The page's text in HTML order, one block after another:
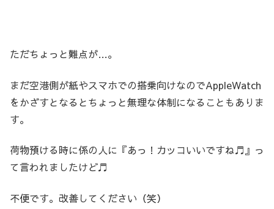
ただちょっと難点が…。
まだ空港側が紙やスマホでの搭乗向けなのでAppleWatch
をかざすとなるとちょっと無理な体制になることもありま
す。
荷物預ける時に係の人に『あっ！カッコいいですね♬』っ
て言われましたけど♬
不便です。改善してください（笑）